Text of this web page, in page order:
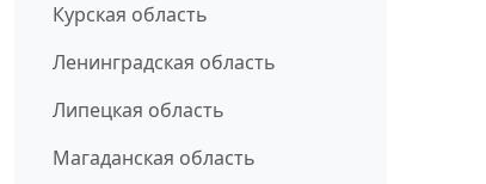
Курская область
Ленинградская область
Липецкая область
Магаданская область